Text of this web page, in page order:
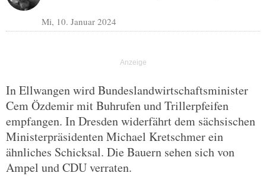
Mi, 10. Januar 2024
In Ellwangen wird Bundeslandwirtschaftsminister
Cem Özdemir mit Buhrufen und Trillerpfeifen
empfangen. In Dresden widerfährt dem sächsischen
Ministerpräsidenten Michael Kretschmer ein
ähnliches Schicksal. Die Bauern sehen sich von
Ampel und CDU verraten.